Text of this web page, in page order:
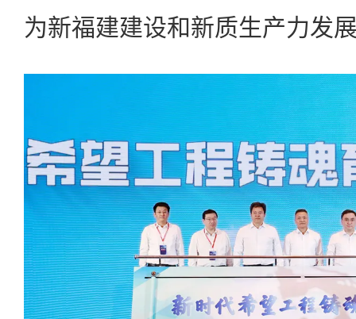
为新福建建设和新质生产力发